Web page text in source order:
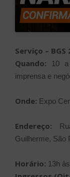
Serviço – BGS
Quando: 10 a
imprensa e
Onde: Expo
Endereço:
Guilherme, São
Horário: 13h